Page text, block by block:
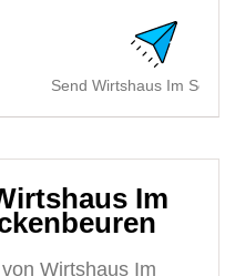
Send Wirtshaus Im
Im
Wirtshaus Im